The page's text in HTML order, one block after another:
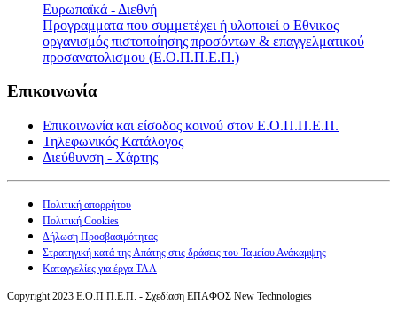
Ευρωπαϊκά - Διεθνή
Προγραμματα που συμμετέχει ή υλοποιεί ο Εθνικος
οργανισμός πιστοποίησης προσόντων & επαγγελματικού
προσανατολισμου (Ε.Ο.Π.Π.Ε.Π.)
Επικοινωνία
Επικοινωνία και είσοδος κοινού στον Ε.Ο.Π.Π.Ε.Π.
Τηλεφωνικός Κατάλογος
Διεύθυνση - Χάρτης
Πολιτική απορρήτου
Πολιτική Cookies
Δήλωση Προσβασιμότητας
Στρατηγική κατά της Απάτης στις δράσεις του Ταμείου Ανάκαμψης
Καταγγελίες για έργα ΤΑΑ
Copyright 2023 Ε.Ο.Π.Π.Ε.Π. - Σχεδίαση ΕΠΑΦΟΣ New Technologies